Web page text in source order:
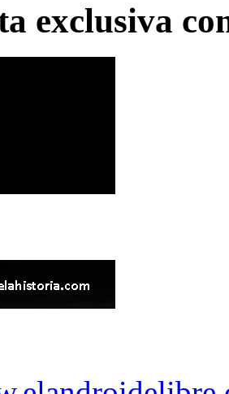
exclusiva